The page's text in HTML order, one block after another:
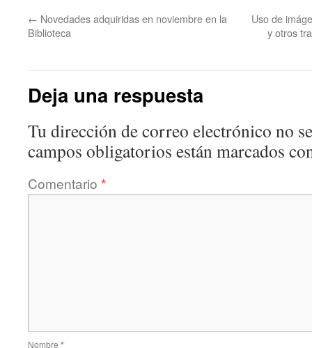
← Novedades adquiridas en noviembre en la
Biblioteca
Uso de
y otros
Deja una respuesta
Tu dirección de correo electrónico no
campos obligatorios están marcados
Comentario *
Nombre *